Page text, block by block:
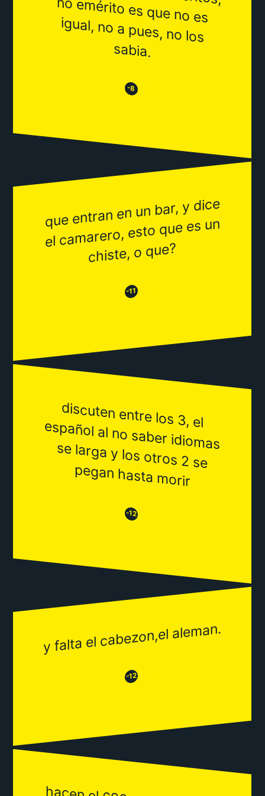
sabia.
😒 -8 😂
que entran en un bar, y dice
el ca
marero, esto que es un
chiste, o que?
😒-11 😂
discuten entre los 3, el
español al no saber idiom
as
se larga y los otros 2 se
pegan hasta m
orir
😒-12😂
y falta el cabezon,el aleman.
😒-12😂